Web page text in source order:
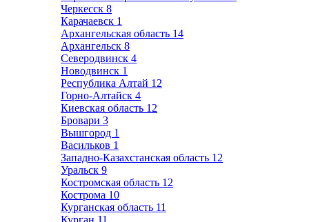
Черкесск 8
Карачаевск 1
Архангельская область 14
Архангельск 8
Северодвинск 4
Новодвинск 1
Республика Алтай 12
Горно-Алтайск 4
Киевская область 12
Бровари 3
Вышгород 1
Васильков 1
Западно-Казахстанская область 12
Уральск 9
Костромская область 12
Кострома 10
Курганская область 11
Курган 11